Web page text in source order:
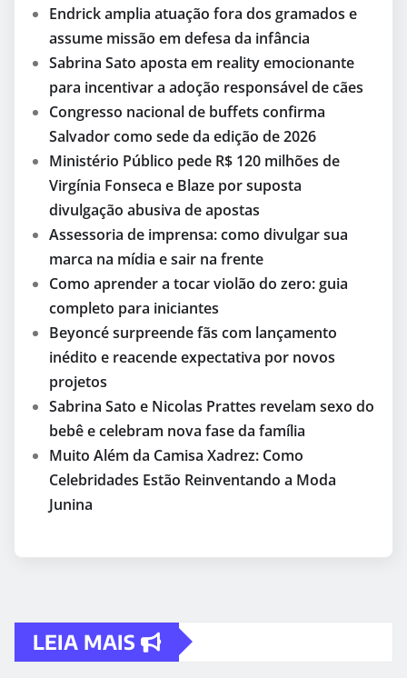
Endrick amplia atuação fora dos gramados e
assume missão em defesa da infância
Sabrina Sato aposta em reality emocionante
para incentivar a adoção responsável de cães
Congresso nacional de buffets confirma
Salvador como sede da edição de 2026
Ministério Público pede R$ 120 milhões de
Virgínia Fonseca e Blaze por suposta
divulgação abusiva de apostas
Assessoria de imprensa: como divulgar sua
marca na mídia e sair na frente
Como aprender a tocar violão do zero: guia
completo para iniciantes
Beyoncé surpreende fãs com lançamento
inédito e reacende expectativa por novos
projetos
Sabrina Sato e Nicolas Prattes revelam sexo do
bebê e celebram nova fase da família
Muito Além da Camisa Xadrez: Como
Celebridades Estão Reinventando a Moda
Junina
LEIA MAIS